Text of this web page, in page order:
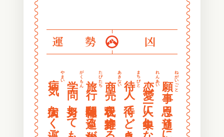
運勢 凶
ねがいごと
れんあい
まちびと
あきない
たびたち
神社仏閣を巡る旅が吉
がくもん
やまい
〰
〰
〰
〰
〰
〰
〰
〰
〰
〰
〰
〰
〰
〰
〰
〰
〰
〰
〰
〰